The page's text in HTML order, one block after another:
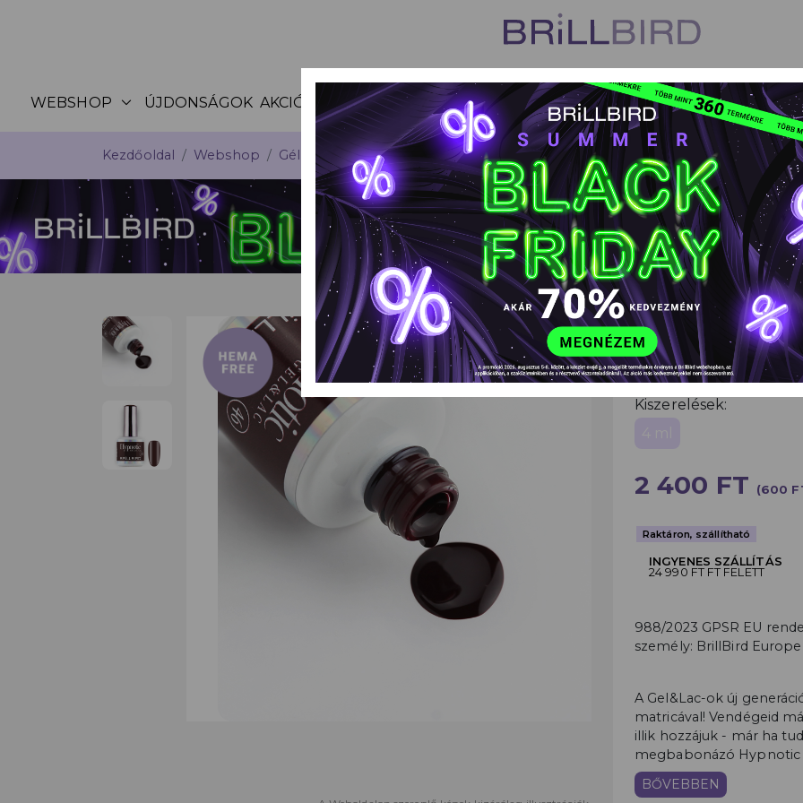
WEBSHOP expand_more ÚJDONSÁGOK AKCIÓK KATALÓGUS VISZONTELADÓK TANFOLYAMOK
Kezdőoldal Webshop Géllakkok Hypnotic géllakkok Color Hypnotic géllakkok Hypnotic
Hypnotic
EAN kód:
Kiszerelések:
2 400 FT (600
Raktáron, szállítható
INGYENES SZÁLLÍTÁS
24 990 FT FT FELETT
988/2023 GPSR EU
személy: BrillBird
A Gel&Lac-ok új
matricával! Vendégeid
illik hozzájuk - már ha
megbabonázó Hypnotic
BŐVEBBEN